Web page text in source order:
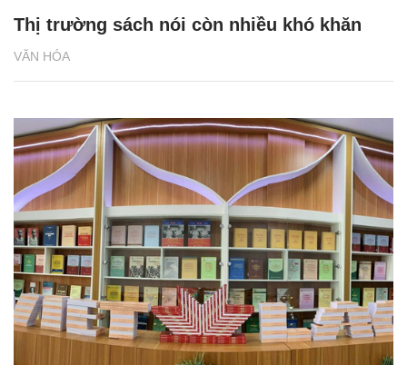
VĂN HÓA
Thị trường sách nói còn nhiều khó khăn